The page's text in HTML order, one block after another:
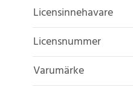
Licensinnehavare
Licensnummer
Varumärke